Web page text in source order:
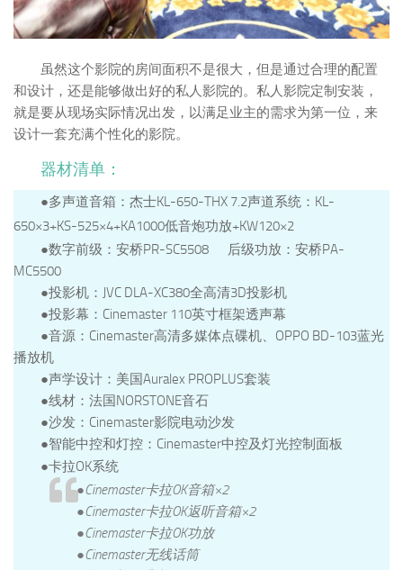
虽然这个影院的房间面积不是很大，但是通过合理的配置
和设计，还是能够做出好的私人影院的。私人影院定制安装，
就是要从现场实际情况出发，以满足业主的需求为第一位，来
设计一套充满个性化的影院。
器材清单：
●多声道音箱： 杰士KL-650-THX 7.2声道系统：KL-
650×3+KS-525×4+KA1000低音炮功放+KW120×2
●数字前级：安桥PR-SC5508 后级功放：安桥PA-
MC5500
●投影机：JVC DLA-XC380全高清3D投影机
●投影幕：Cinemaster 110英寸框架透声幕
●音源：Cinemaster高清多媒体点碟机、OPPO BD-103蓝光
播放机
●声学设计：美国Auralex PROPLUS套装
●线材：法国NORSTONE音石
●沙发：Cinemaster影院电动沙发
●智能中控和灯控：Cinemaster中控及灯光控制面板
●卡拉OK系统
●Cinemaster卡拉OK音箱×2
●Cinemaster卡拉OK返听音箱×2
●Cinemaster卡拉OK功放
●Cinemaster无线话筒